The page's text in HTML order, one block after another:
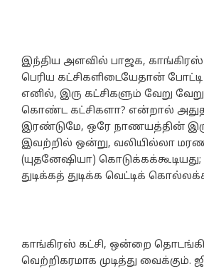
இந்திய அளவில் பாஜக,
பெரிய கட்சிகளிடையேதான் போட்டி
எனில், இரு கட்சிகளும் வேறு
கொண்ட கட்சிகளா? என்றால்
இரண்டுமே, ஒரே நாணயத்தின்
இவற்றில் ஒன்று, வலியில்லா
(யுதனேஷியா)
துடிக்கத் துடிக்க வெட்டிக்
காங்கிரஸ் கட்சி, ஒன்றை
வெற்றிகரமாக முடித்து வைக்கும்.